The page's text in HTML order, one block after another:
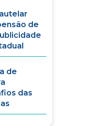
de
de
das